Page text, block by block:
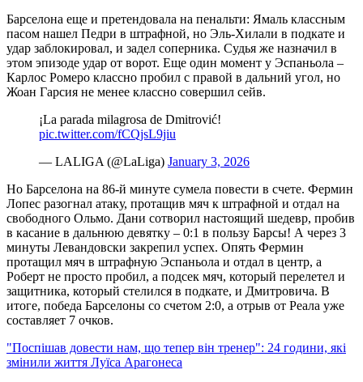
Барселона еще и претендовала на пенальти: Ямаль классным
пасом нашел Педри в штрафной, но Эль-Хилали в подкате и
удар заблокировал, и задел соперника. Судья же назначил в
этом эпизоде удар от ворот. Еще один момент у Эспаньола –
Карлос Ромеро классно пробил с правой в дальний угол, но
Жоан Гарсия не менее классно совершил сейв.
¡La parada milagrosa de Dmitrović!
pic.twitter.com/fCQjsL9jiu
— LALIGA (@LaLiga) January 3, 2026
Но Барселона на 86-й минуте сумела повести в счете. Фермин
Лопес разогнал атаку, протащив мяч к штрафной и отдал на
свободного Ольмо. Дани сотворил настоящий шедевр, пробив
в касание в дальнюю девятку – 0:1 в пользу Барсы! А через 3
минуты Левандовски закрепил успех. Опять Фермин
протащил мяч в штрафную Эспаньола и отдал в центр, а
Роберт не просто пробил, а подсек мяч, который перелетел и
защитника, который стелился в подкате, и Дмитровича. В
итоге, победа Барселоны со счетом 2:0, а отрыв от Реала уже
составляет 7 очков.
"Поспішав довести нам, що тепер він тренер": 24 години, які
змінили життя Луїса Арагонеса